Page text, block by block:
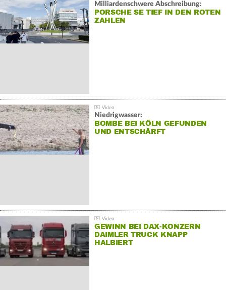
Milliardenschwere Abschreibung:
PORSCHE SE TIEF IN DEN ROTEN
ZAHLEN
Niedrigwasser:
BOMBE BEI KÖLN GEFUNDEN
UND ENTSCHÄRFT
GEWINN BEI DAX-KONZERN
DAIMLER TRUCK KNAPP
HALBIERT